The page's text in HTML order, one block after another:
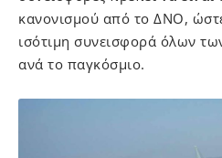
κανονισμού από το ΔΝΟ,
ισότιμη συνεισφορά όλων
ανά το παγκόσμιο.